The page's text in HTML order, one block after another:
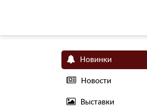
Новинки
Новости
Выставки